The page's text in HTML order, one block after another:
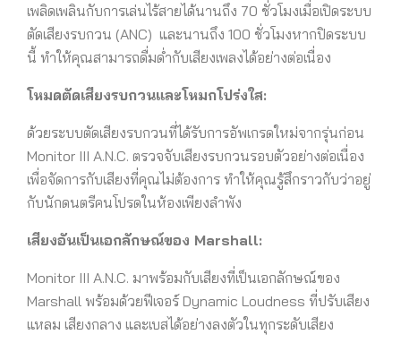
เพลิดเพลินกับการเล่นไร้สายได้นานถึง 70 ชั่วโมงเมื่อเปิดระบบ
ตัดเสียงรบกวน (ANC) และนานถึง 100 ชั่วโมงหากปิดระบบ
นี้ ทำให้คุณสามารถดื่มด่ำกับเสียงเพลงได้อย่างต่อเนื่อง
โหมดตัดเสียงรบกวนและโหมกโปร่งใส:
ด้วยระบบตัดเสียงรบกวนที่ได้รับการอัพเกรดใหม่จากรุ่นก่อน
Monitor III A.N.C. ตรวจจับเสียงรบกวนรอบตัวอย่างต่อเนื่อง
เพื่อจัดการกับเสียงที่คุณไม่ต้องการ ทำให้คุณรู้สึกราวกับว่าอยู่
กับนักดนตรีคนโปรดในห้องเพียงลำพัง
เสียงอันเป็นเอกลักษณ์ของ Marshall:
Monitor III A.N.C. มาพร้อมกับเสียงที่เป็นเอกลักษณ์ของ
Marshall พร้อมด้วยฟีเจอร์ Dynamic Loudness ที่ปรับเสียง
แหลม เสียงกลาง และเบสได้อย่างลงตัวในทุกระดับเสียง